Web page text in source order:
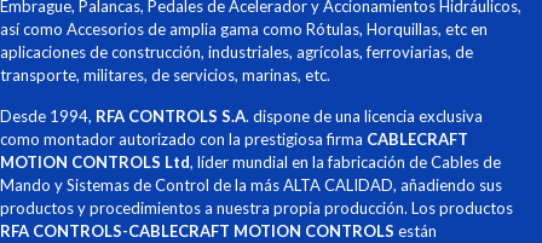
Embrague, Palancas, Pedales de Acelerador y Accionamientos Hidráulicos,
así como Accesorios de amplia gama como Rótulas, Horquillas, etc en
aplicaciones de construcción, industriales, agrícolas, ferroviarias, de
transporte, militares, de servicios, marinas, etc.
Desde 1994, RFA CONTROLS S.A. dispone de una licencia exclusiva
como montador autorizado con la prestigiosa firma CABLECRAFT
MOTION CONTROLS Ltd, líder mundial en la fabricación de Cables de
Mando y Sistemas de Control de la más ALTA CALIDAD, añadiendo sus
productos y procedimientos a nuestra propia producción. Los productos
RFA CONTROLS-CABLECRAFT MOTION CONTROLS están